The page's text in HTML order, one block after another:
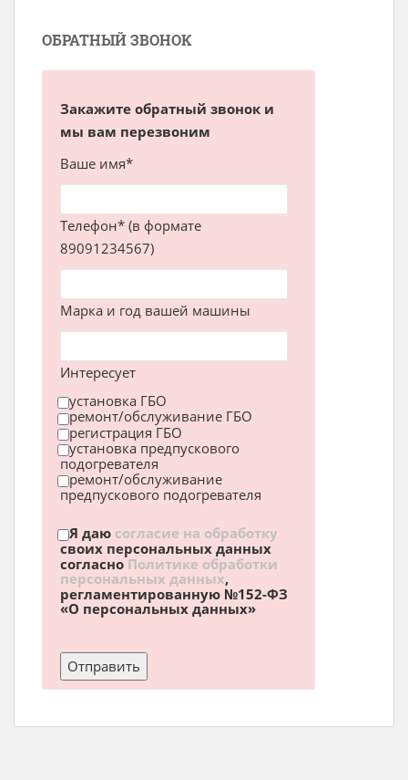
ОБРАТНЫЙ ЗВОНОК
Закажите обратный звонок и
мы вам перезвоним
Ваше имя*
Телефон* (в формате
89091234567)
Марка и год вашей машины
Интересует
установка ГБО
ремонт/обслуживание ГБО
регистрация ГБО
установка предпускового
подогревателя
ремонт/обслуживание
предпускового подогревателя
Я даю согласие на обработку
своих персональных данных
согласно Политике обработки
персональных данных,
регламентированную №152-ФЗ
«О персональных данных»